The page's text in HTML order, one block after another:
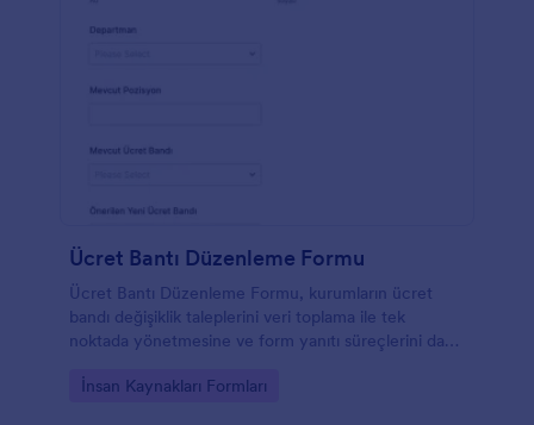
Ücret Bantı Düzenleme Formu
Ücret Bantı Düzenleme Formu, kurumların ücret
bandı değişiklik taleplerini veri toplama ile tek
noktada yönetmesine ve form yanıtı süreçlerini daha
Go to Category:
İnsan Kaynakları Formları